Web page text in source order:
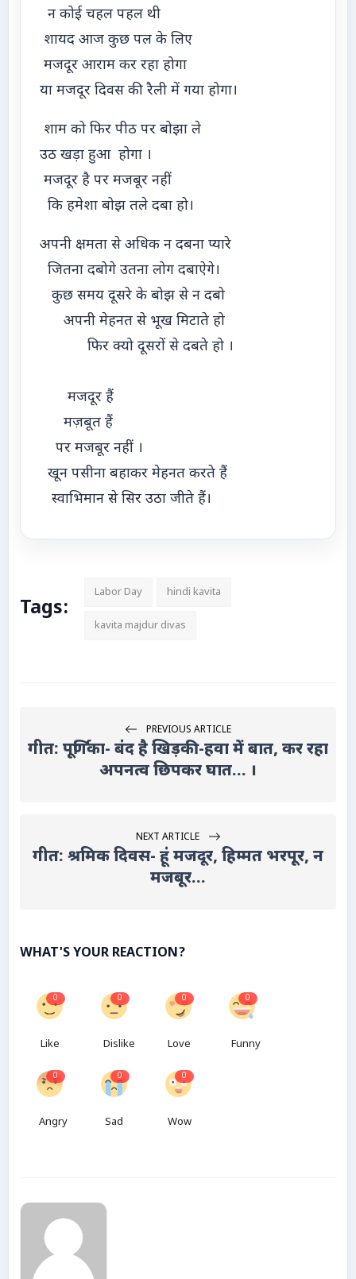
न कोई चहल पहल थी
शायद आज कुछ पल के लिए
मजदूर आराम कर रहा होगा
या मजदूर दिवस की रैली में गया होगा।
शाम को फिर पीठ पर बोझा ले
उठ खड़ा हुआ होगा ।
मजदूर है पर मजबूर नहीं
कि हमेशा बोझ तले दबा हो।
अपनी क्षमता से अधिक न दबना प्यारे
जितना दबोगे उतना लोग दबाऐगे।
कुछ समय दूसरे के बोझ से न दबो
अपनी मेहनत से भूख मिटाते हो
फिर क्यो दूसरों से दबते हो ।
मजदूर हैं
मज़बूत हैं
पर मजबूर नहीं ।
खून पसीना बहाकर मेहनत करते हैं
स्वाभिमान से सिर उठा जीते हैं।
Tags:
Labor Day hindi kavita
kavita majdur divas
PREVIOUS ARTICLE
गीत: पूर्णिका- बंद है खिड़की-हवा में बात, कर रहा
अपनत्व छिपकर घात... ।
NEXT ARTICLE
गीत: श्रमिक दिवस- हूं मजदूर, हिम्मत भरपूर, न
मजबूर...
WHAT'S YOUR REACTION?
0
Like
0
Dislike
0
Love
0
Funny
0
Angry
0
Sad
0
Wow